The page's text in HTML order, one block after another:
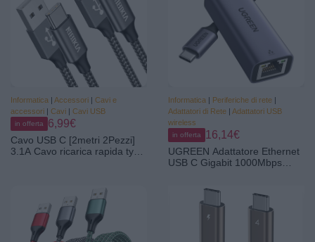
Informatica | Accessori | Cavi e
accessori | Cavi | Cavi USB
in offerta 6,99€
Cavo USB C [2metri 2Pezzi]
3.1A Cavo ricarica rapida type
16/15/Pro/Plus/Pro
Max,Galaxy
S24/S23+/Ultra/S22,iPad Pro
Informatica | Periferiche di rete |
Adattatori di Rete | Adattatori USB
wireless
in offerta 16,14€
UGREEN Adattatore Ethernet
USB C Gigabit 1000Mbps